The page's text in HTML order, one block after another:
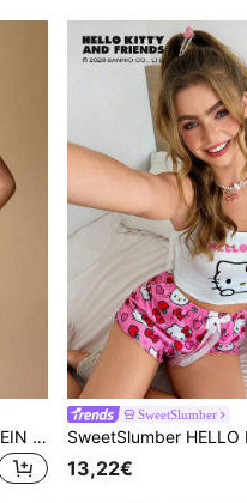
SpongeBob SquarePants | SHEIN Damen süßer Cartoon-Grafik Träger-Top und Shorts Pyjama Set, Sommer
SweetSlumber
13,22€